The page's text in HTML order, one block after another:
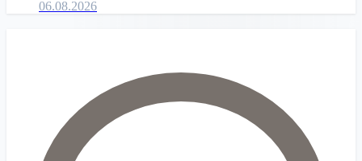
06.08.2026